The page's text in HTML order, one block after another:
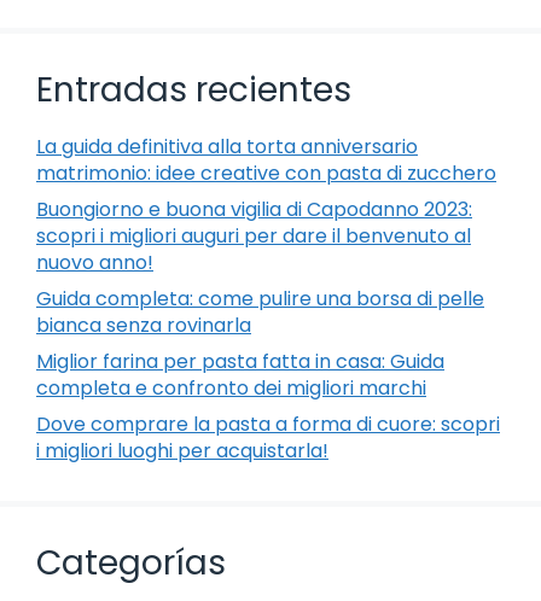
Entradas recientes
La guida definitiva alla torta anniversario
matrimonio: idee creative con pasta di zucchero
Buongiorno e buona vigilia di Capodanno 2023:
scopri i migliori auguri per dare il benvenuto al
nuovo anno!
Guida completa: come pulire una borsa di pelle
bianca senza rovinarla
Miglior farina per pasta fatta in casa: Guida
completa e confronto dei migliori marchi
Dove comprare la pasta a forma di cuore: scopri
i migliori luoghi per acquistarla!
Categorías